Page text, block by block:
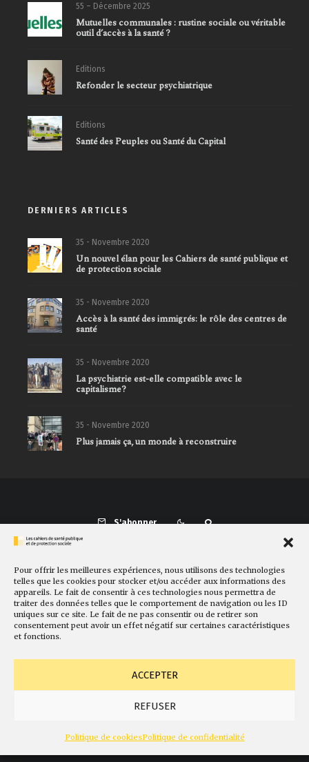
Pour offrir les meilleures expériences, nous utilisons des technologies
telles que les cookies pour stocker et/ou accéder aux informations des
appareils. Le fait de consentir à ces technologies nous permettra de
traiter des données telles que le comportement de navigation ou les ID
uniques sur ce site. Le fait de ne pas consentir ou de retirer son
consentement peut avoir un effet négatif sur certaines caractéristiques
et fonctions.
ACCEPTER
REFUSER
Politique de cookiesPolitique de confidentialité
55 – Décembre 2025
Mutuelles communales : rustine sociale ou véritable
outil d’accès à la santé ?
Editions
Refonder le secteur psychiatrique
Editions
Santé des Peuples ou Santé du Capital
DERNIERS ARTICLES
35 - Novembre 2020
Un nouvel élan pour les Cahiers de santé publique et
de protection sociale
35 - Novembre 2020
Accès à la santé des immigrés: le rôle des centres de
santé
35 - Novembre 2020
La psychiatrie est-elle compatible avec le
capitalisme?
35 - Novembre 2020
Plus jamais ça, un monde à reconstruire
S'abonner
Présentation Comité de rédaction Sites amis Contact
Newsletter Politique de cookies Faire un don